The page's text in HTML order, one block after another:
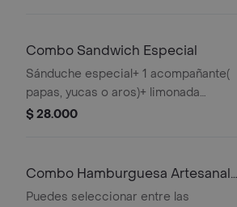
400 ml.
Combo Sandwich Especial
Sánduche especial+ 1 acompañante(
papas, yucas o aros)+ limonada
natural 16 oz ó coca cola 400 ml.
$ 28.000
Combo Hamburguesa Artesanal
200gr
Puedes seleccionar entre las